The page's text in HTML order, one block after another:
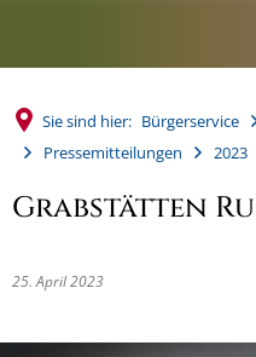
Sie sind hier: Bürgerservice
Pressemitteilungen
2023
Grabstätten
25. April 2023